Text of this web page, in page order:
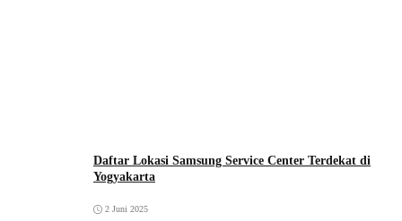
Daftar Lokasi Samsung Service Center Terdekat di
Yogyakarta
2 Juni 2025